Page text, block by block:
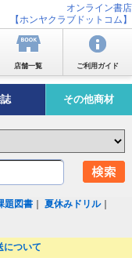
オンライン書店
【ホンヤクラブドットコム】
店舗一覧 ご利用ガイド
その他商材
題図書 ｜夏休みドリル｜
について